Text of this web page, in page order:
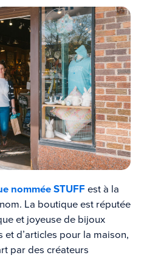
nommée STUFF est à la
La boutique est réputée
et joyeuse de bijoux
d’articles pour la maison,
par des créateurs